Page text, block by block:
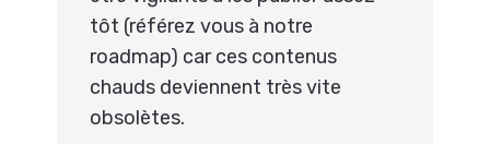
tôt (référez vous à notre
roadmap) car ces contenus
chauds deviennent très vite
obsolètes.